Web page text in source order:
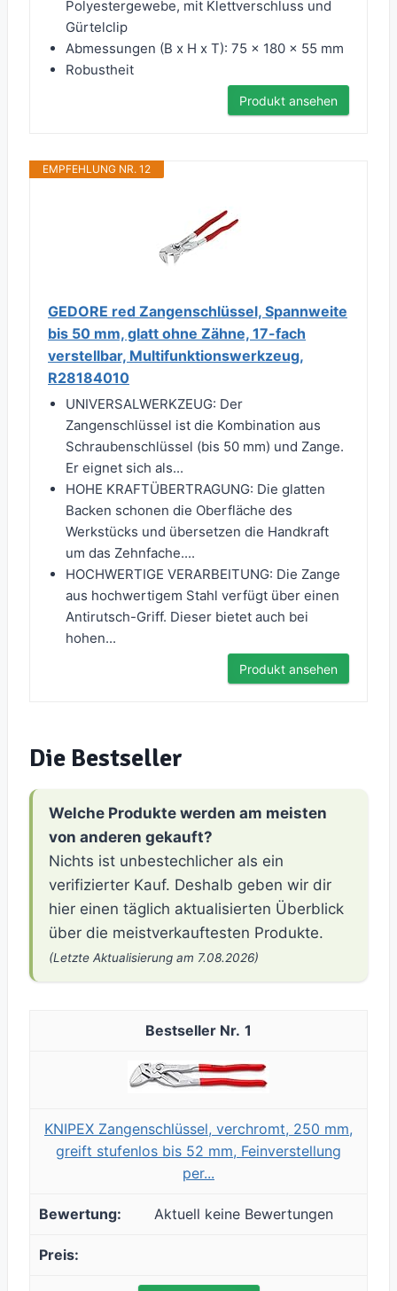
Polyestergewebe, mit Klettverschluss und
Gürtelclip
Abmessungen (B x H x T): 75 x 180 x 55 mm
Robustheit
Produkt ansehen
EMPFEHLUNG NR. 12
GEDORE red Zangenschlüssel, Spannweite
bis 50 mm, glatt ohne Zähne, 17-fach
verstellbar, Multifunktionswerkzeug,
R28184010
UNIVERSALWERKZEUG: Der
Zangenschlüssel ist die Kombination aus
Schraubenschlüssel (bis 50 mm) und Zange.
Er eignet sich als...
HOHE KRAFTÜBERTRAGUNG: Die glatten
Backen schonen die Oberfläche des
Werkstücks und übersetzen die Handkraft
um das Zehnfache....
HOCHWERTIGE VERARBEITUNG: Die Zange
aus hochwertigem Stahl verfügt über einen
Antirutsch-Griff. Dieser bietet auch bei
hohen...
Produkt ansehen
Die Bestseller
Welche Produkte werden am meisten
von anderen gekauft?
Nichts ist unbestechlicher als ein
verifizierter Kauf. Deshalb geben wir dir
hier einen täglich aktualisierten Überblick
über die meistverkauftesten Produkte.
(Letzte Aktualisierung am 7.08.2026)
1
KNIPEX Zangenschlüssel, verchromt, 250 mm,
greift stufenlos bis 52 mm, Feinverstellung
per...
Aktuell keine Bewertungen